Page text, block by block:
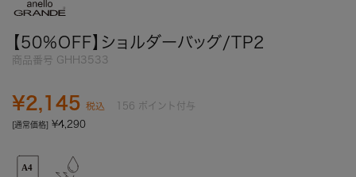
【50%OFF】ショルダーバッグ/TP2
商品番号 GHH3533
[通常価格] ¥4,290
¥2,145 税込 156 ポイント付与